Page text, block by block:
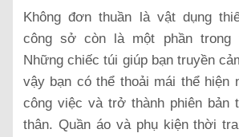
Không đơn thuần là vật dụng
công sở còn là một phần trong
Những chiếc túi giúp bạn truyền
vậy bạn có thể thoải mái thể hiện
công việc và trở thành phiên bản
thân. Quần áo và phụ kiện thời